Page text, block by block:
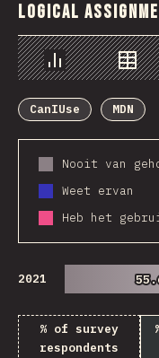
Logical
Chart Data
CanIUse
MDN
Nooit van
Weet ervan
Heb het
2021
% of survey
respondents